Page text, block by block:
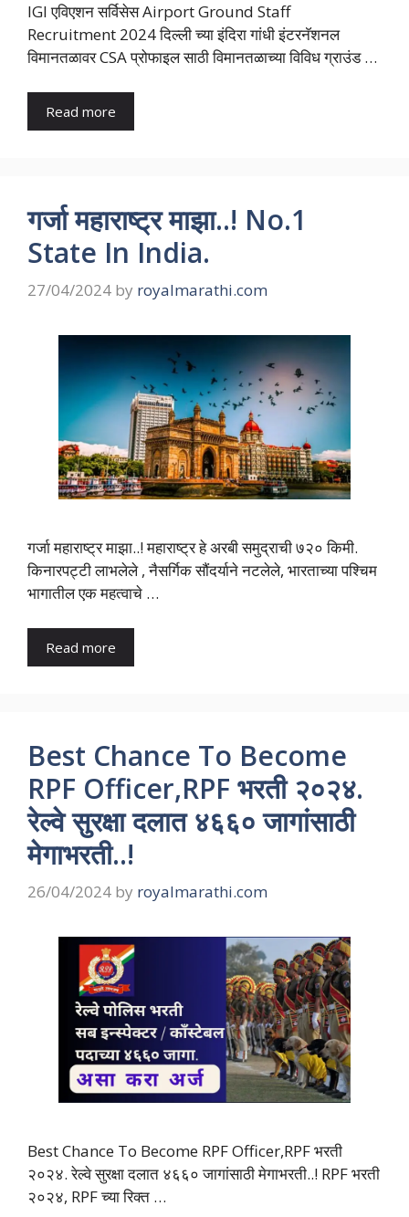
IGI एविएशन सर्विसेस Airport Ground Staff
Recruitment 2024 दिल्ली च्या इंदिरा गांधी इंटरनॅशनल
विमानतळावर CSA प्रोफाइल साठी विमानतळाच्या विविध ग्राउंड …
Read more
गर्जा महाराष्ट्र माझा..! No.1
State In India.
27/04/2024 by royalmarathi.com
गर्जा महाराष्ट्र माझा..! महाराष्ट्र हे अरबी समुद्राची ७२० किमी.
किनारपट्टी लाभलेले , नैसर्गिक सौंदर्याने नटलेले, भारताच्या पश्चिम
भागातील एक महत्वाचे …
Read more
Best Chance To Become
RPF Officer,RPF भरती २०२४.
रेल्वे सुरक्षा दलात ४६६० जागांसाठी
मेगाभरती..!
26/04/2024 by royalmarathi.com
Best Chance To Become RPF Officer,RPF भरती
२०२४. रेल्वे सुरक्षा दलात ४६६० जागांसाठी मेगाभरती..! RPF भरती
२०२४, RPF च्या रिक्त …